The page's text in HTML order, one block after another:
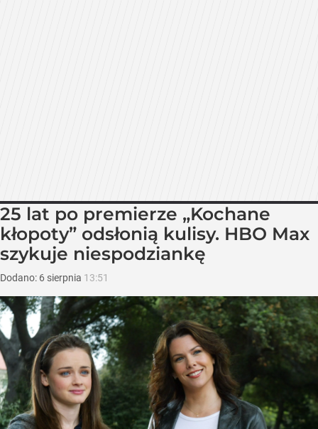
25 lat po premierze „Kochane
kłopoty” odsłonią kulisy. HBO Max
szykuje niespodziankę
Dodano: 6 sierpnia 13:51